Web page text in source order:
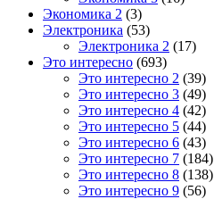
Экономика 2 (3)
Электроника (53)
Электроника 2 (17)
Это интересно (693)
Это интересно 2 (39)
Это интересно 3 (49)
Это интересно 4 (42)
Это интересно 5 (44)
Это интересно 6 (43)
Это интересно 7 (184)
Это интересно 8 (138)
Это интересно 9 (56)